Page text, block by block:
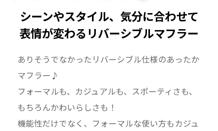
シーンやスタイル、気分に合わせて
表情が変わるリバーシブルマフラー
ありそうでなかったリバーシブル仕様のあったか
マフラー♪
フォーマルも、カジュアルも、スポーティさも、
もちろんかわいらしさも！
機能性だけでなく、フォーマルな使い方もカジュ